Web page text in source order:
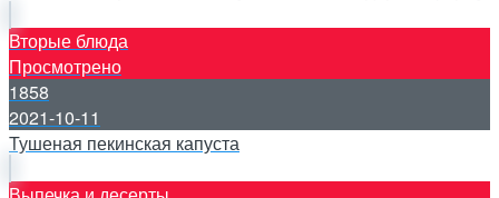
Вторые блюда
Просмотрено
1858
2021-10-11
Тушеная пекинская капуста